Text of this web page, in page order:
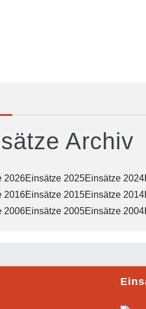
Archiv
2026Einsätze 2025Einsätze 2024
2016Einsätze 2015Einsätze 2014
2006Einsätze 2005Einsätze 2004